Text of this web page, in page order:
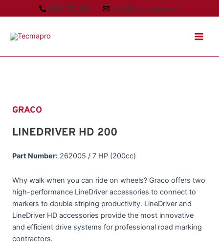
al
955 730 839 info@tecmapro.com
GRACO
LINEDRIVER HD 200
Part Number: 262005 / 7 HP (200cc)
Why walk when you can ride on wheels? Graco offers two
high-performance LineDriver accessories to connect to
markers to double striping productivity. LineDriver and
LineDriver HD accessories provide the most innovative
and efficient drive systems for professional road marking
contractors.